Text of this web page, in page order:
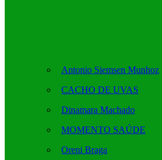
Antonio Siemsen Munhoz
CACHO DE UVAS
Dinamara Machado
MOMENTO SAÚDE
Oreni Braga